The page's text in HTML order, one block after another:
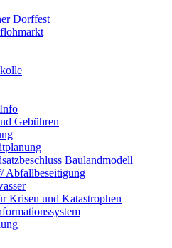
Dorffest
Gebühren
Baulandmodell
Abfallbeseitigung
Krisen und Katastrophen